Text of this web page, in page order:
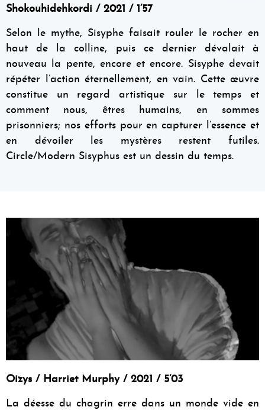
Shokouhidehkordi / 2021 / 1’57
Selon le mythe, Sisyphe faisait rouler le rocher en
haut de la colline, puis ce dernier dévalait à
nouveau la pente, encore et encore. Sisyphe devait
répéter l’action éternellement, en vain. Cette œuvre
constitue un regard artistique sur le temps et
comment nous, êtres humains, en sommes
prisonniers; nos efforts pour en capturer l’essence et
en dévoiler les mystères restent futiles.
Circle/Modern Sisyphus est un dessin du temps.
Oizys / Harriet Murphy / 2021 / 5’03
La déesse du chagrin erre dans un monde vide en